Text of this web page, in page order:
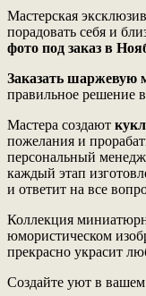
Мастерская
порадовать себя и
фото под заказ в
Заказать шаржевую
правильное решение
Мастера создают
пожелания и
персональный
каждый этап
и ответит на все
Коллекция
юмористическом
прекрасно украсит
Создайте уют в